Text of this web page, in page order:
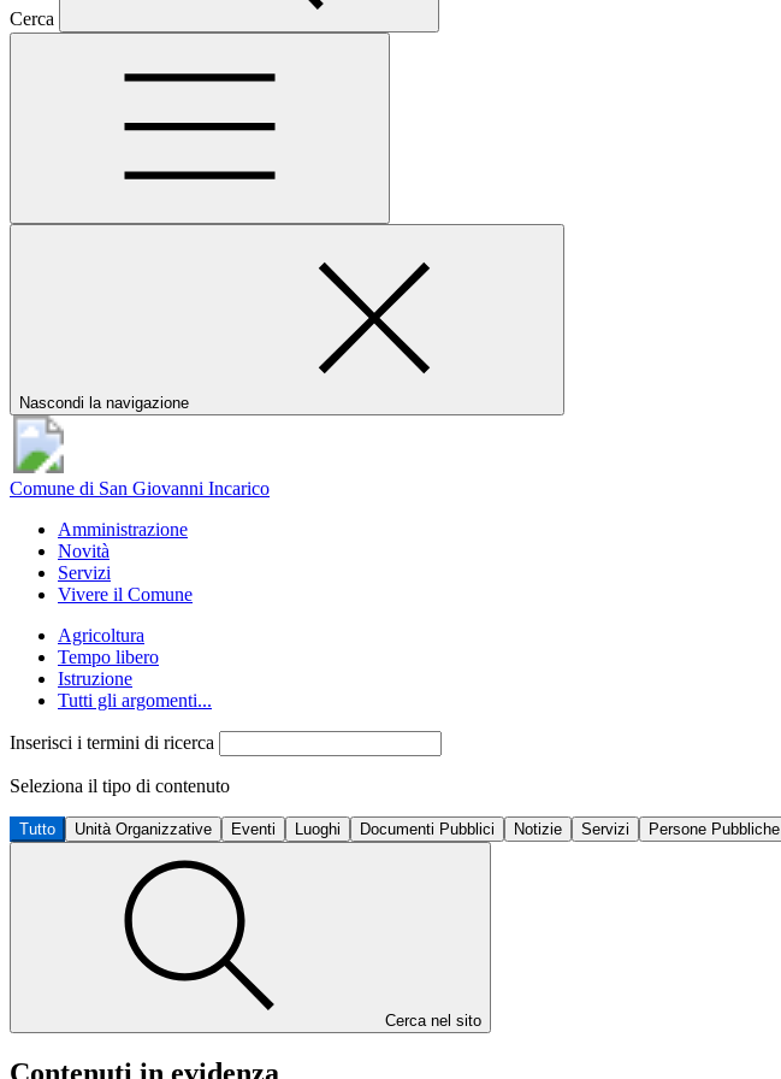
Cerca
Nascondi la navigazione
Comune di San Giovanni Incarico
Amministrazione
Novità
Servizi
Vivere il Comune
Agricoltura
Tempo libero
Istruzione
Tutti gli argomenti...
Inserisci i termini di ricerca
Seleziona il tipo di contenuto
Tutto Unità Organizzative Eventi Luoghi Documenti Pubblici Notizie Servizi Persone Pubbliche
Cerca nel sito